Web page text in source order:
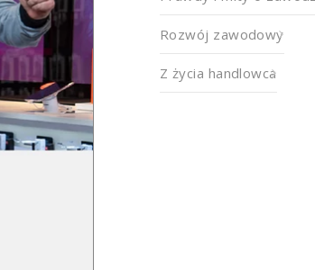
Rozwój zawodowy
Z życia handlowca